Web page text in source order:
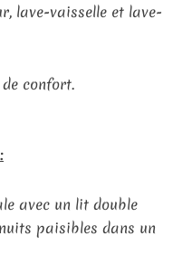
lave-vaisselle et lave-
confort.
avec un lit double
paisibles dans un